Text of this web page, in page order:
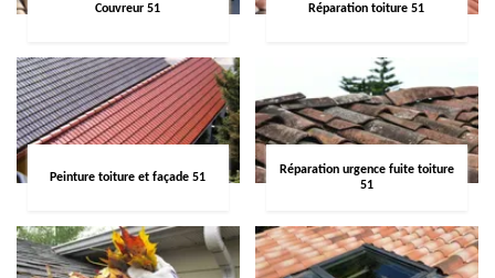
Couvreur 51 Réparation toiture 51
Peinture toiture et façade 51
Réparation urgence fuite toiture
51